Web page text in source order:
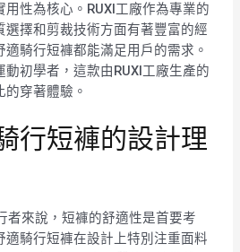
性為核心。RUXI工廠作為專業的
選擇和剪裁技術方面有著豐富的經
騎行短褲都能滿足用戶的需求。
初學者，這款由RUXI工廠生產的
穿著體驗。
行短褲的設計理
者來說，短褲的舒適性是首要考
適騎行短褲在設計上特別注重面料